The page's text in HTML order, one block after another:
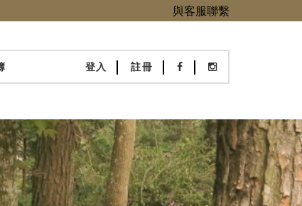
與客服聯繫
登入 註冊